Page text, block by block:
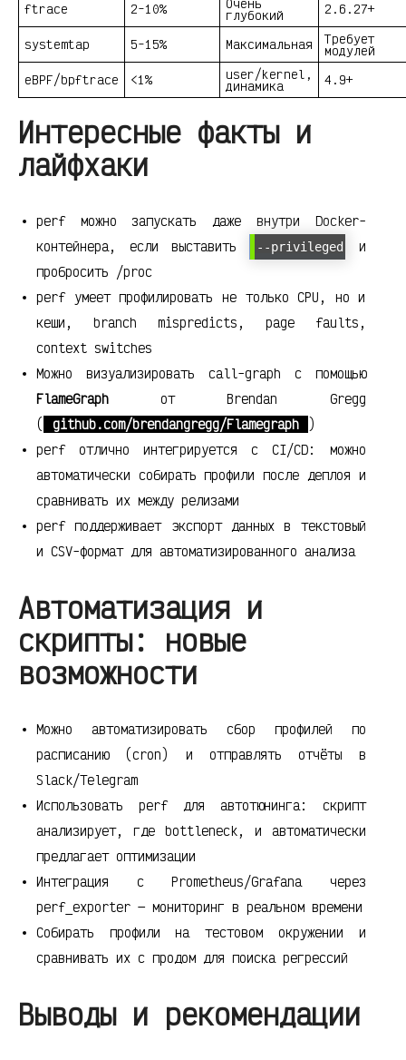
ftrace 2-10% глубокий 2.6.27+
systemtap 5-15% Максимальная Требует
модулей
eBPF/bpftrace
<1% user/kernel,
динамика 4.9+
Интересные факты и
лайфхаки
perf можно запускать даже внутри Docker-
контейнера, если выставить
--privileged
и
пробросить /proc
perf умеет профилировать не только CPU, но и
кеши, branch mispredicts, page faults,
context switches
Можно визуализировать call-graph с помощью
FlameGraph от Brendan Gregg
(
github.com/brendangregg/Flamegraph
)
perf отлично интегрируется с CI/CD: можно
автоматически собирать профили после деплоя и
сравнивать их между релизами
perf поддерживает экспорт данных в текстовый
и CSV-формат для автоматизированного анализа
Автоматизация и
скрипты: новые
возможности
Можно автоматизировать сбор профилей по
расписанию (cron) и отправлять отчёты в
Slack/Telegram
Использовать perf для автотюнинга: скрипт
анализирует, где bottleneck, и автоматически
предлагает оптимизации
Интеграция с Prometheus/Grafana через
perf_exporter — мониторинг в реальном времени
Собирать профили на тестовом окружении и
сравнивать их с продом для поиска регрессий
Выводы и рекомендации